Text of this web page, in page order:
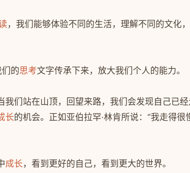
，我们能够体验不同的生活，理解不同的文化
的思考文字传承下来，放大我们个人的能力。
我们站在山顶，回望来路，我们会发现自己已经
长的机会。正如亚伯拉罕·林肯所说：“我走得
成长，看到更好的自己，看到更大的世界。